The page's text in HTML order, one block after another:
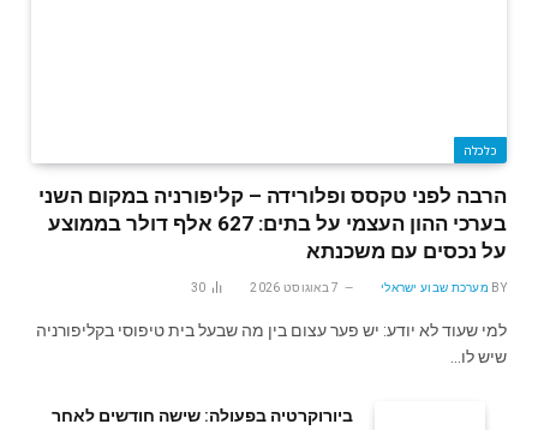
כלכלה
הרבה לפני טקסס ופלורידה – קליפורניה במקום השני
בערכי ההון העצמי על בתים: 627 אלף דולר בממוצע
על נכסים עם משכנתא
BY מערכת שבוע ישראלי 7 באוגוסט 2026 30
למי שעוד לא יודע: יש פער עצום בין מה שבעל בית טיפוסי בקליפורניה
שיש לו…
ביורוקרטיה בפעולה: שישה חודשים לאחר